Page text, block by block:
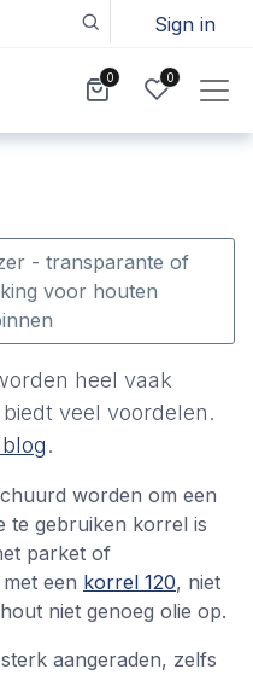
Sign in
0 0
- transparante of
voor houten
heel vaak
biedt veel voordelen.
.
worden om een
te gebruiken korrel is
parket of
een korrel 120, niet
niet genoeg olie op.
aangeraden, zelfs